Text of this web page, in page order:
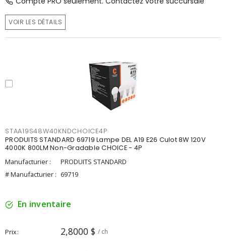
VOIR LES DÉTAILS
STAA19S48W40KNDCHOICE4P
PRODUITS STANDARD 69719 Lampe DEL A19 E26 Culot 8W 120V
4000K 800LM Non-Gradable CHOICE - 4P
Manufacturier :
PRODUITS STANDARD
# Manufacturier : 69719
En inventaire
Prix 2,8000 $ / ch